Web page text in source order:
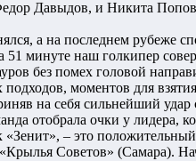
Давыдов, и Никита
а на последнем рубеже
51 минуте наш голкипер
без помех головой
моментов для
на себя сильнейший удар
отобрала очки у лидера,
– это положительный
Советов» (Самара).